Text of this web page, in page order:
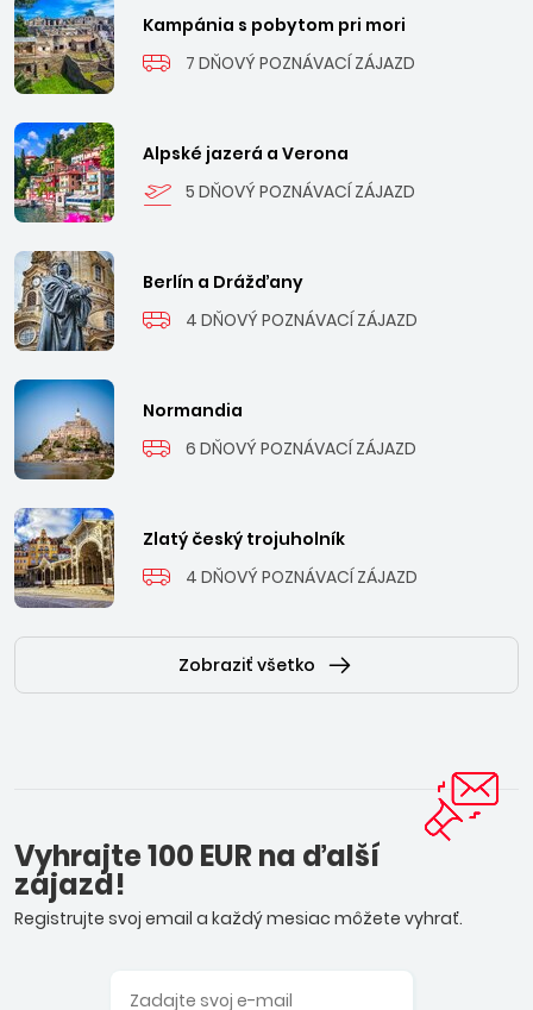
Kampánia s pobytom pri mori
7 DŇOVÝ POZNÁVACÍ ZÁJAZD
Alpské jazerá a Verona
5 DŇOVÝ POZNÁVACÍ ZÁJAZD
Berlín a Drážďany
4 DŇOVÝ POZNÁVACÍ ZÁJAZD
Normandia
6 DŇOVÝ POZNÁVACÍ ZÁJAZD
Zlatý český trojuholník
4 DŇOVÝ POZNÁVACÍ ZÁJAZD
Zobraziť všetko
Vyhrajte 100 EUR na ďalší
zájazd!
Registrujte svoj email a každý mesiac môžete vyhrať.